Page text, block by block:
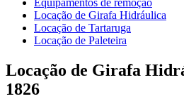
Locação de Girafa Hidráulica
Locação de Tartaruga
Locação de Paleteira
Locação de Girafa
1826